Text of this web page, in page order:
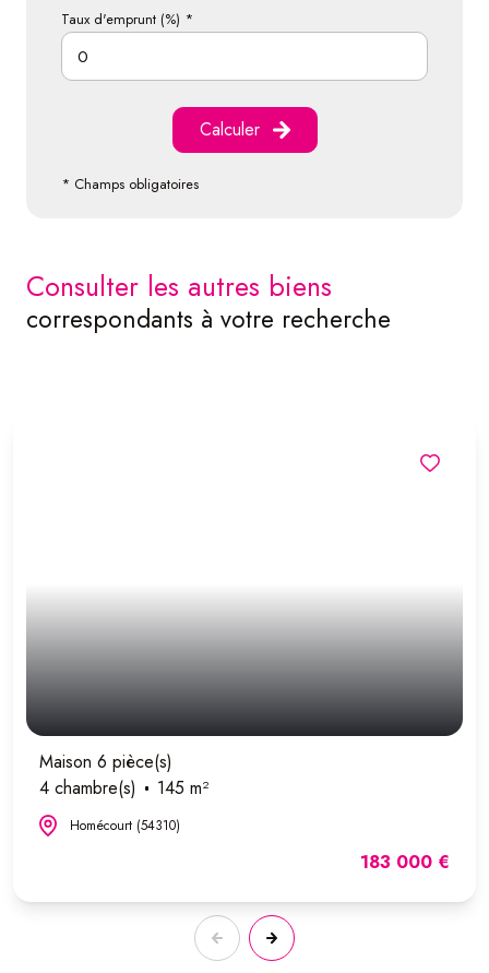
Taux d'emprunt (%) *
Calculer
* Champs obligatoires
consulter les autres biens
correspondants à votre recherche
Maison 6 pièce(s)
4 chambre(s)
145 m²
Homécourt (54310)
183 000 €